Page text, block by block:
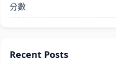
分數
Recent Posts